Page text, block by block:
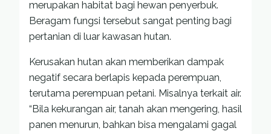
merupakan habitat bagi hewan penyerbuk.
Beragam fungsi tersebut sangat penting bagi
pertanian di luar kawasan hutan.
Kerusakan hutan akan memberikan dampak
negatif secara berlapis kepada perempuan,
terutama perempuan petani. Misalnya terkait air.
“Bila kekurangan air, tanah akan mengering, hasil
panen menurun, bahkan bisa mengalami gagal